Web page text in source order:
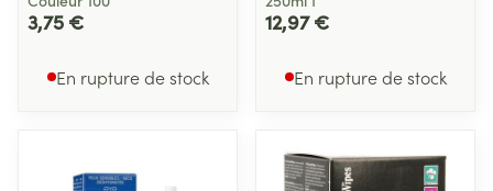
3,75 €
En rupture de stock
12,97 €
En rupture de stock